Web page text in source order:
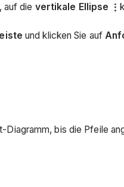
auf die vertikale Ellipse
und klicken Sie auf
Diagramm, bis die Pfeile